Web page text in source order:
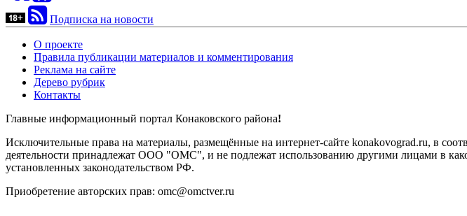
Подписка на новости
О проекте
Правила публикации материалов и комментирования
Реклама на сайте
Дерево рубрик
Контакты
Главные информационный портал Конаковского района!
Исключительные права на материалы, размещённые на интернет-сайте konakovograd.ru, в
деятельности принадлежат ООО "ОМС", и не подлежат использованию другими лицами в
установленных законодательством РФ.
Приобретение авторских прав: omc@omctver.ru